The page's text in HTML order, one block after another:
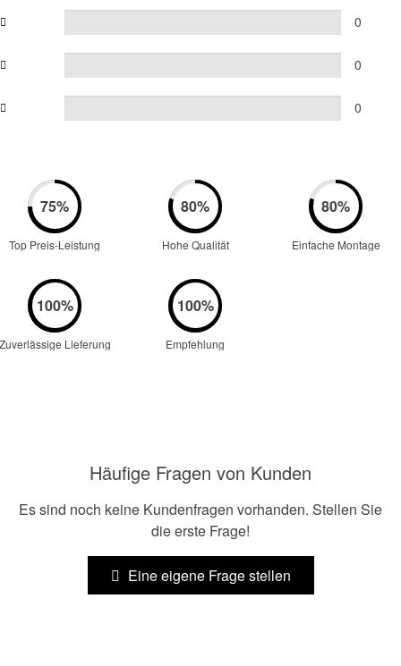
0
0
0
Top Preis-Leistung Hohe Qualität Einfache Montage
Lieferung Empfehlung
Häufige Fragen von Kunden
Es sind noch keine Kundenfragen vorhanden. Stellen Sie
die erste Frage!
Eine eigene Frage stellen